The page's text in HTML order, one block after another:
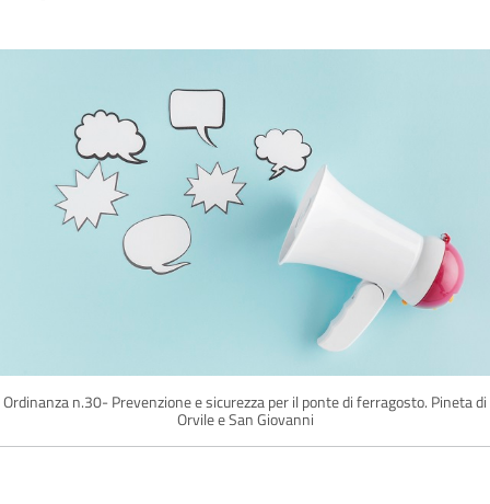
Ordinanza n.30- Prevenzione e sicurezza per il ponte di ferragosto. Pineta di
Orvile e San Giovanni